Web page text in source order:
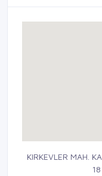
KIRKEVLER MAH.